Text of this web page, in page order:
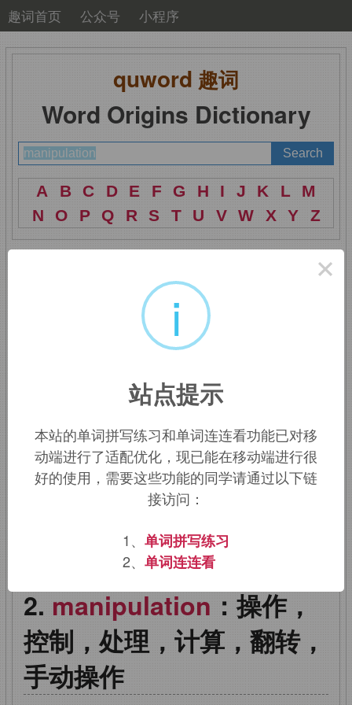
趣词首页 公众号 小程序
quword 趣词
Word Origins Dictionary
A B C D E F G H I J K L
M
N
O P Q R S T U V W X Y Z
manipulation
manipulus,手满的，用手握
manus,手，词源同
manual,-pul,满的，词源同full,fill.引申
词义操纵，控制。
该词的英语词源请访问趣词词源英文版：
manipulation ：操作，
控制，处理，计算，翻转，
手动操作
×
i
站点提示
本站的单词拼写练习和单词连连看功能已对移
动端进行了适配优化，现已能在移动端进行很
好的使用，需要这些功能的同学请通过以下链
接访问：
1、 单词拼写练习
2、 单词连连看